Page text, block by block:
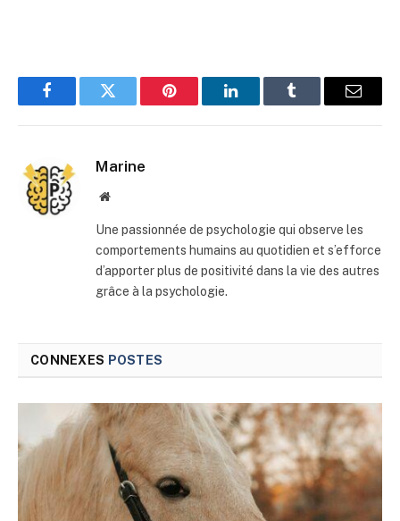
FacebookTwitter Pinterest LinkedInTumblr
E-
Marine
Site
Une passionnée de psychologie qui observe les
comportements humains au quotidien et s’efforce
d’apporter plus de positivité dans la vie des autres
grâce à la psychologie.
CONNEXES POSTES